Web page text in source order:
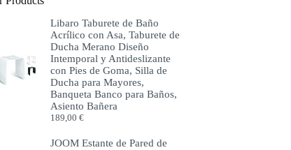
Libaro Taburete de Baño
Acrílico con Asa, Taburete de
Ducha Merano Diseño
Intemporal y Antideslizante
con Pies de Goma, Silla de
Ducha para Mayores,
Banqueta Banco para Baños,
Asiento Bañera
189,00€
JOOM Estante de Pared de